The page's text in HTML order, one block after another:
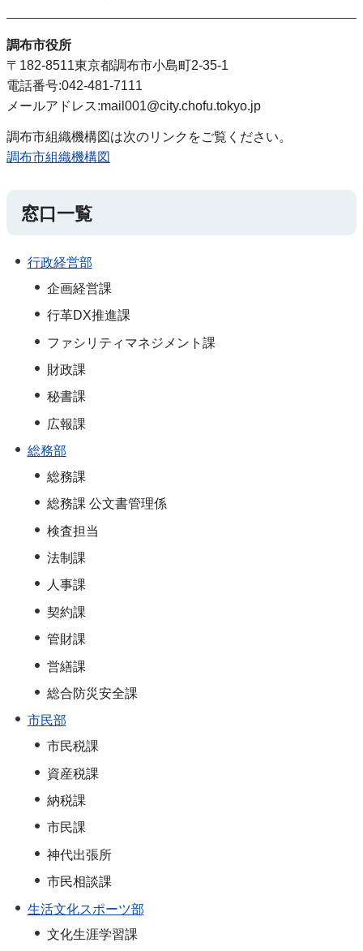
調布市役所
〒182-8511東京都調布市小島町2-35-1
電話番号:042-481-7111
メールアドレス:mail001@city.chofu.tokyo.jp
調布市組織機構図は次のリンクをご覧ください。
調布市組織機構図
窓口一覧
行政経営部
企画経営課
行革DX推進課
ファシリティマネジメント課
財政課
秘書課
広報課
総務部
総務課
総務課 公文書管理係
検査担当
法制課
人事課
契約課
管財課
営繕課
総合防災安全課
市民部
市民税課
資産税課
納税課
市民課
神代出張所
市民相談課
生活文化スポーツ部
文化生涯学習課